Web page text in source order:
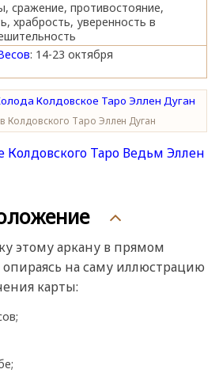
сражение, противостояние,
храбрость, уверенность в
: 14-23 октября
Колдовского Таро Эллен Дуган
Колдовского Таро Ведьм Эллен
этому аркану в прямом
на саму иллюстрацию
карты: